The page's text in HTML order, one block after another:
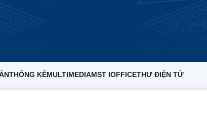
THỐNG KÊMULTIMEDIAMST IOFFICETHƯ ĐIỆN TỬ